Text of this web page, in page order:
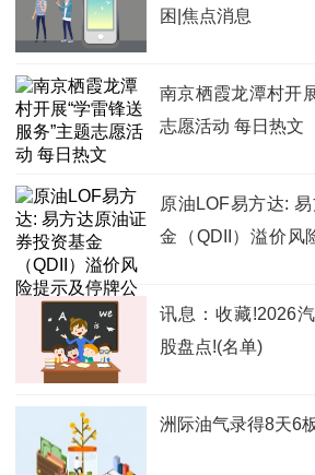
困|焦点消息
南京栖霞龙潭村开
志愿活动 每日热文
原油LOF易方达:
金（QDII）溢价风
讯息：收藏!2026
股盘点!(名单)
洲际油气录得8天6